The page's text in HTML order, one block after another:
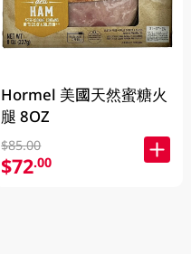
Hormel 美國天然蜜糖火
腿 8OZ
$85.00
$72.00